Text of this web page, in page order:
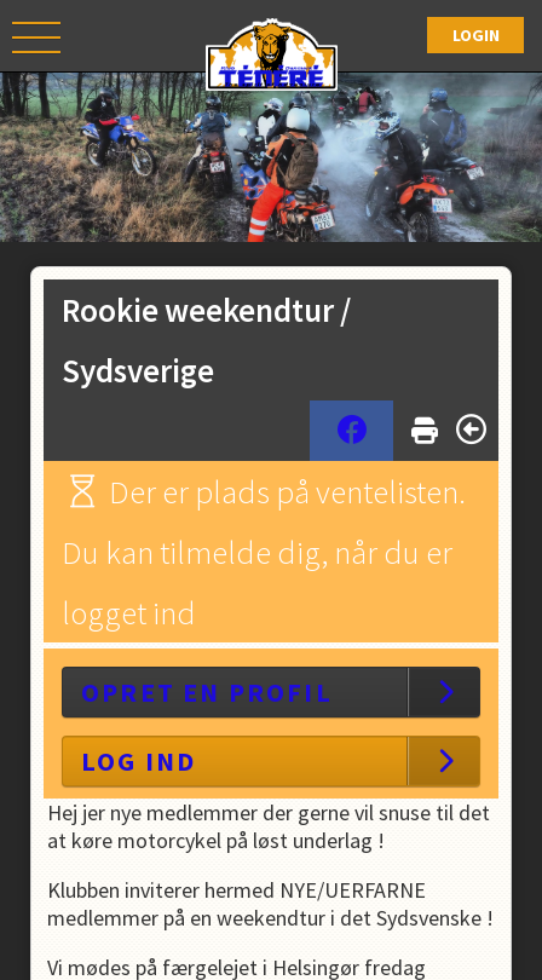
Rookie weekendtur /
Sydsverige
Der er plads på ventelisten.
Du kan tilmelde dig, når du er
logget ind
OPRET EN PROFIL
LOG IND
Hej jer nye medlemmer der gerne vil snuse til det
at køre motorcykel på løst underlag !
Klubben inviterer hermed NYE/UERFARNE
medlemmer på en weekendtur i det Sydsvenske !
Vi mødes på færgelejet i Helsingør fredag